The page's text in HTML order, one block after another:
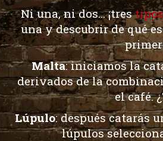
Ni una, ni dos… ¡tres
una y descubrir de qué
Malta: iniciamos la
derivados de la
el café.
Lúpulo: despuéscatarás
lúpulos